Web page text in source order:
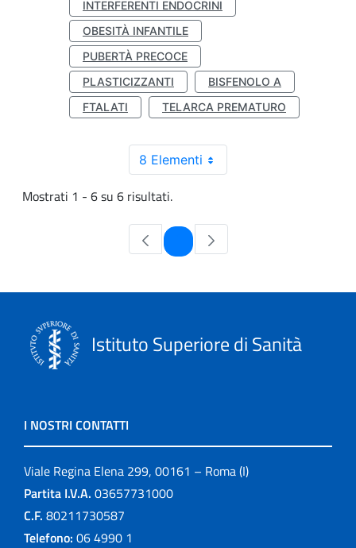
INTERFERENTI ENDOCRINI
OBESITÀ INFANTILE
PUBERTÀ PRECOCE
PLASTICIZZANTI
BISFENOLO A
FTALATI
TELARCA PREMATURO
8 Elementi
Mostrati 1 - 6 su 6 risultati.
Pagina
Istituto Superiore di Sanità
I NOSTRI CONTATTI
Viale Regina Elena 299, 00161 – Roma (I)
Partita I.V.A. 03657731000
C.F. 80211730587
Telefono: 06 4990 1